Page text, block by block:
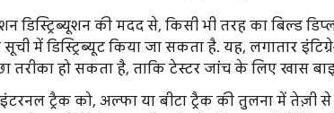
डिस्ट्रिब्यूशन की मदद से, किसी भी तरह का बिल्ड
में डिस्ट्रिब्यूट किया जा सकता है. यह, लगातार
तरीका हो सकता है, ताकि टेस्टर जांच के लिए खास
ट्रैक को, अल्फा या बीटा ट्रैक की तुलना में तेज़ी से